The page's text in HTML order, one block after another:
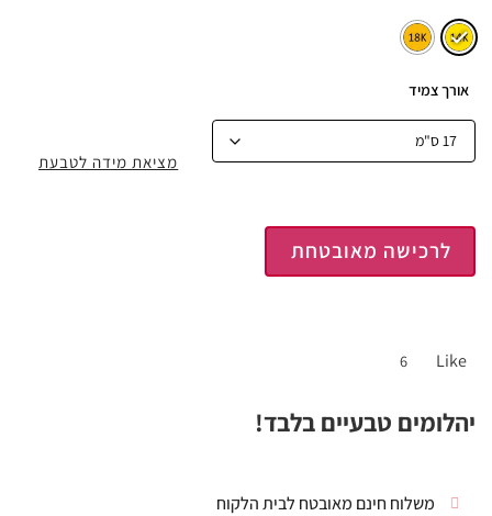
אורך צמיד
לרכישה מאובטחת
Like
6
מציאת מידה לטבעת
יהלומים טבעיים בלבד!
משלוח חינם מאובטח לבית הלקוח